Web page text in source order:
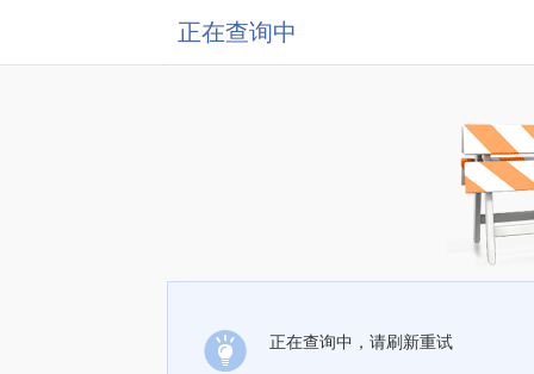
正在查询中
正在查询中，请刷新重试